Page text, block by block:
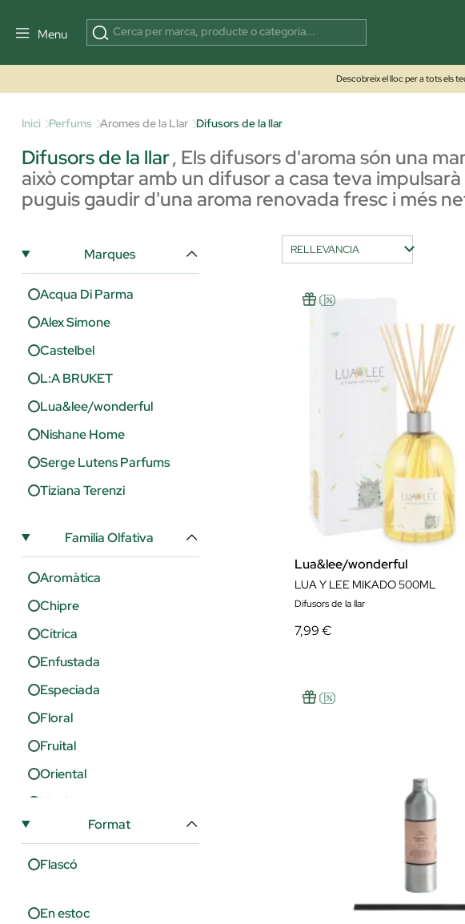
Menu
Descobreix el lloc per a tots els
Inici Perfums Aromes de la Llar Difusors de la llar
Difusors de la llar, Els difusors d'aroma són una
això comptar amb un difusor a casa teva
puguis gaudir d'una aroma renovada fresc i més
Marques
Acqua Di Parma
Alex Simone
Castelbel
L:A BRUKET
Lua&lee/wonderful
Nishane Home
Serge Lutens Parfums
Tiziana Terenzi
Familia Olfativa
Aromàtica
Chipre
Cítrica
Enfustada
Especiada
Floral
Fruital
Oriental
Verda
Format
Flascó
En estoc
Lua&lee/wonderful
LUA Y LEE MIKADO 500ML
Difusors de la llar
7,99 €